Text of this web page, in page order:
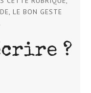
LE BON GESTE
?